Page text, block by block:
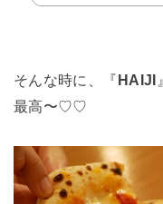
そんな時に、『HAIJI
最高〜♡♡